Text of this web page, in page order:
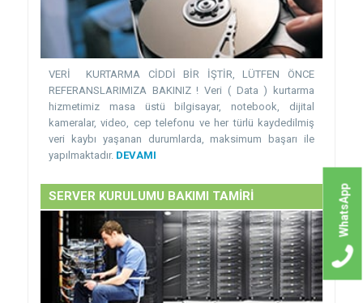
VERİ KURTARMA CİDDİ BİR İŞTİR, LÜTFEN ÖNCE
REFERANSLARIMIZA BAKINIZ ! Veri ( Data ) kurtarma
hizmetimiz masa üstü bilgisayar, notebook, dijital
kameralar, video, cep telefonu ve her türlü kaydedilmiş
veri kaybı yaşanan durumlarda, maksimum başarı ile
yapılmaktadır. DEVAMI
SERVER KURULUMU BAKIMI TAMİRİ WhatsApp